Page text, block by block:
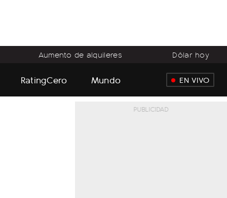
Aumento de alquileres Dólar hoy
RatingCero Mundo EN VIVO